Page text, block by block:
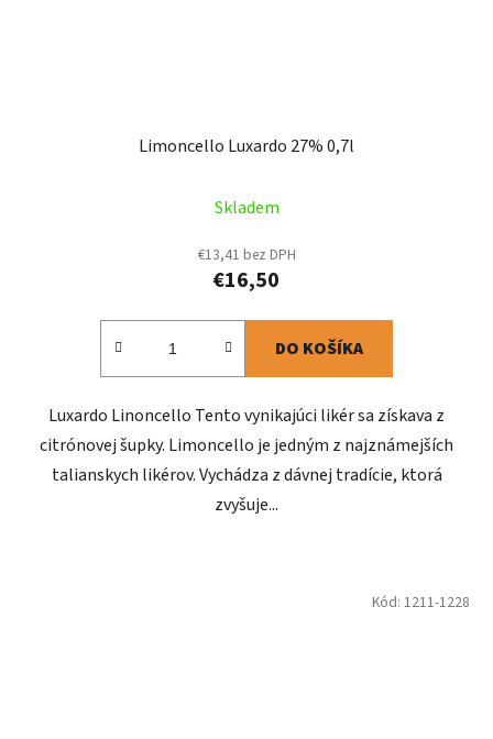
Limoncello Luxardo 27% 0,7l
Skladem
€13,41 bez DPH
€16,50
DO KOŠÍKA
Luxardo Linoncello Tento vynikajúci likér sa získava z
citrónovej šupky. Limoncello je jedným z najznámejších
talianskych likérov. Vychádza z dávnej tradície, ktorá
zvyšuje...
Kód: 1211-1228